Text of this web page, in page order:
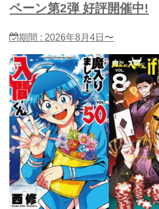
ペーン第2弾 好評開催中!
期間 : 2026年8月4日〜